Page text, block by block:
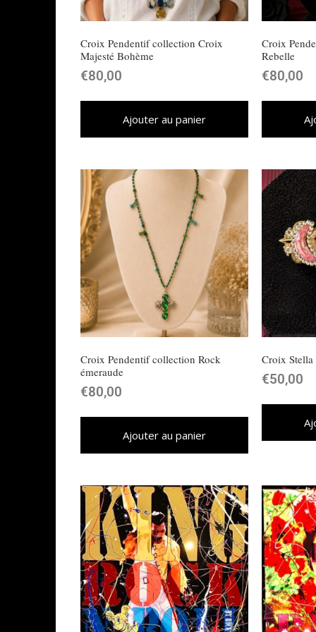
Croix Pendentif collection Croix
Majesté Bohème
€80,00
Ajouter au panier
Croix
Rebelle
€80,00
Croix Pendentif collection Rock
émeraude
€80,00
Ajouter au panier
Croix Stella
€50,00